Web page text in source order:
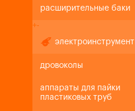
расширительные баки
+-
электроинструмент
дровоколы
аппараты для пайки
пластиковых труб